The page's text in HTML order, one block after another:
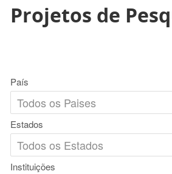
Projetos de
País
Estados
Instituições